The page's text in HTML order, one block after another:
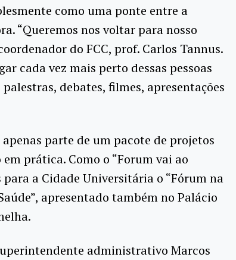
como uma ponte entre a
“Queremos nos voltar para nosso
do FCC, prof. Carlos Tannus.
cada vez mais perto dessas pessoas
debates, filmes, apresentações
parte de um pacote de projetos
prática. Como o “Forum vai ao
para a Cidade Universitária o “Fórum na
apresentado também no Palácio
administrativo Marcos